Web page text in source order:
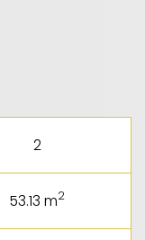
2
53.13 m2